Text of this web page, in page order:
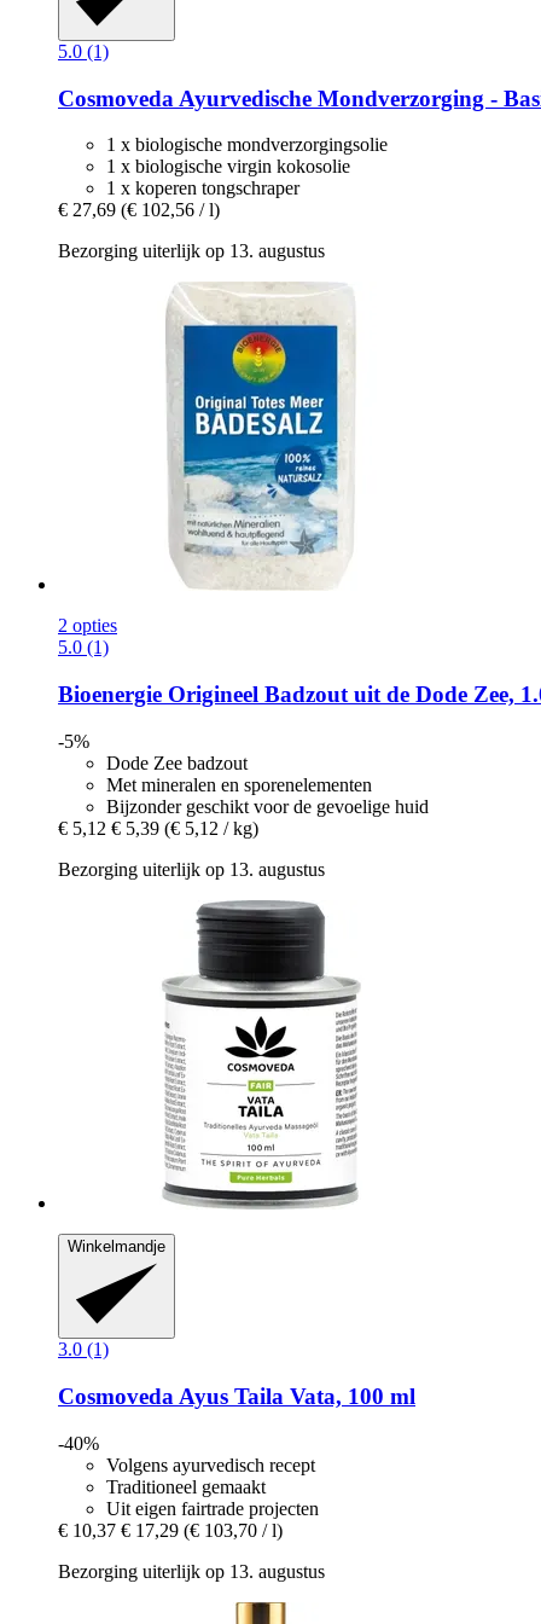
5.0 (1)
Cosmoveda Ayurvedische Mondverzorging -​
1 x biologische mondverzorgingsolie
1 x biologische virgin kokosolie
1 x koperen tongschraper
€ 27,69 (€ 102,56 / l)
Bezorging uiterlijk op 13. augustus
2 opties
5.0 (1)
Bioenergie Origineel Badzout uit de Dode Zee,
-5%
Dode Zee badzout
Met mineralen en sporenelementen
Bijzonder geschikt voor de gevoelige huid
€ 5,12 € 5,39 (€ 5,12 / kg)
Bezorging uiterlijk op 13. augustus
Winkelmandje
3.0 (1)
Cosmoveda Ayus Taila Vata, 100 ml
-40%
Volgens ayurvedisch recept
Traditioneel gemaakt
Uit eigen fairtrade projecten
€ 10,37 € 17,29 (€ 103,70 / l)
Bezorging uiterlijk op 13. augustus